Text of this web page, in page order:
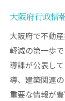
大阪府行政情
大阪府で不動
軽減の第一歩
導課が公表し
導、建築関連
重要な情報が